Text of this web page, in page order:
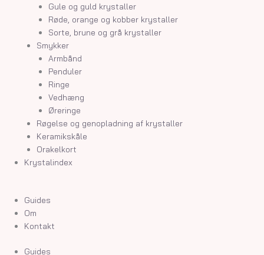
Gule og guld krystaller
Røde, orange og kobber krystaller
Sorte, brune og grå krystaller
Smykker
Armbånd
Penduler
Ringe
Vedhæng
Øreringe
Røgelse og genopladning af krystaller
Keramikskåle
Orakelkort
Krystalindex
Guides
Om
Kontakt
Guides